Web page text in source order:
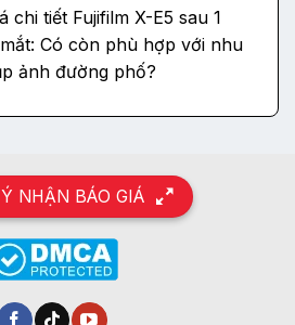
chi tiết Fujifilm X-E5 sau 1
Có còn phù hợp với nhu
ảnh đường phố?
NHẬN BÁO GIÁ